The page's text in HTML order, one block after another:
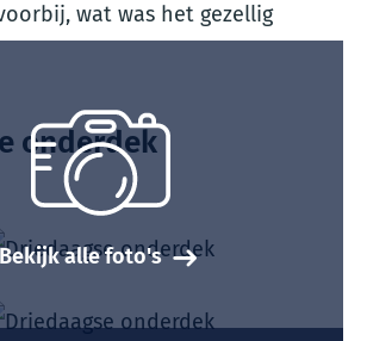
wat was het gezellig
onderdek
Bekijk alle foto's